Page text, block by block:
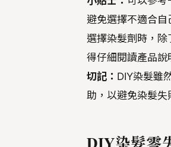
避免選擇不適合自
選擇染髮劑時，
得仔細閱讀產品說
切記： DIY染髮雖
助，以避免染髮失